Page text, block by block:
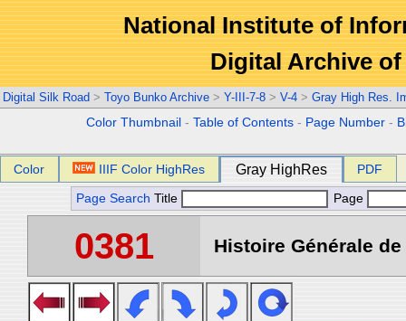
National Institute of
Digital Archive
Digital Silk Road > Toyo Bunko Archive > Y-III-7-8 > V-4 > Gray High Res.
Color Thumbnail -Table of Contents - Page Number -
Color IIIF Color HighRes Gray HighRes PDF
Page Search Title Page
0381 Histoire Générale